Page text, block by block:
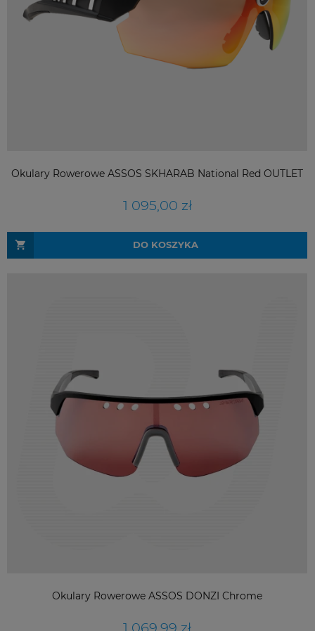
Okulary Rowerowe ASSOS SKHARAB National Red OUTLET
1 095,00 zł
DO KOSZYKA
Okulary Rowerowe ASSOS DONZI Chrome